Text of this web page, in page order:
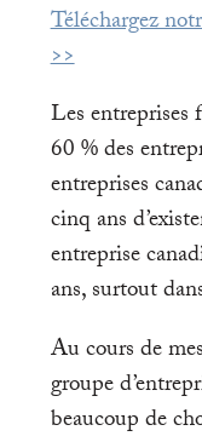
Téléchargez
>>
Les entreprises
60 % des
entreprises
cinq ans
entreprise
ans, surtout
Au cours de
groupe
beaucoup de